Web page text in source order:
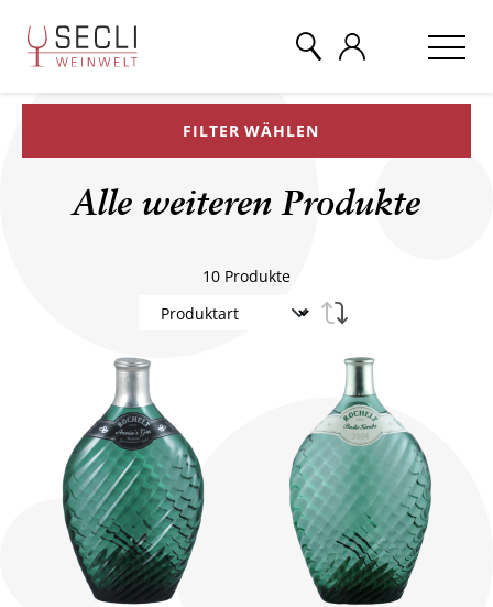
Alle weiteren Produkte
FILTER WÄHLEN
10 Produkte
CHAMPAGNER
EVENTS
ÜBER UNS
KONTAKT